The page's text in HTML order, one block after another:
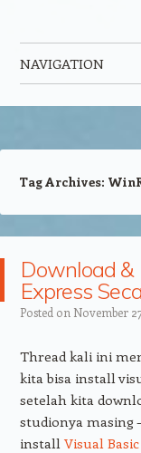
NAVIGATION
Tag Archives:
Download &
Express
Posted on November
Thread kali ini
kita bisa install
setelah kita
studionya masing
install Visual Basic